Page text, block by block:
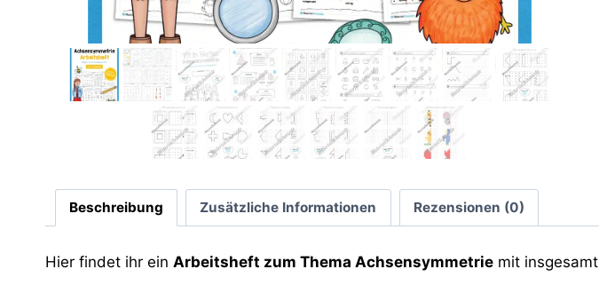
Beschreibung Zusätzliche Informationen Rezensionen (0)
Hier findet ihr ein Arbeitsheft zum Thema Achsensymmetrie mit insgesamt